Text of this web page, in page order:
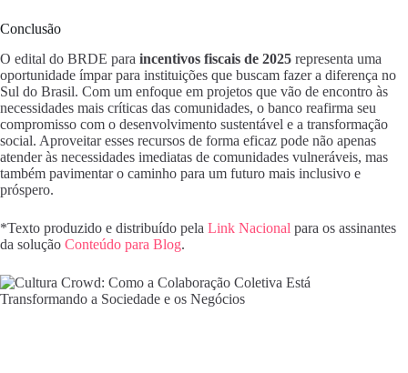
Conclusão
O edital do BRDE para incentivos fiscais de 2025 representa uma
oportunidade ímpar para instituições que buscam fazer a diferença no
Sul do Brasil. Com um enfoque em projetos que vão de encontro às
necessidades mais críticas das comunidades, o banco reafirma seu
compromisso com o desenvolvimento sustentável e a transformação
social. Aproveitar esses recursos de forma eficaz pode não apenas
atender às necessidades imediatas de comunidades vulneráveis, mas
também pavimentar o caminho para um futuro mais inclusivo e
próspero.
*Texto produzido e distribuído pela Link Nacional para os assinantes
da solução Conteúdo para Blog.